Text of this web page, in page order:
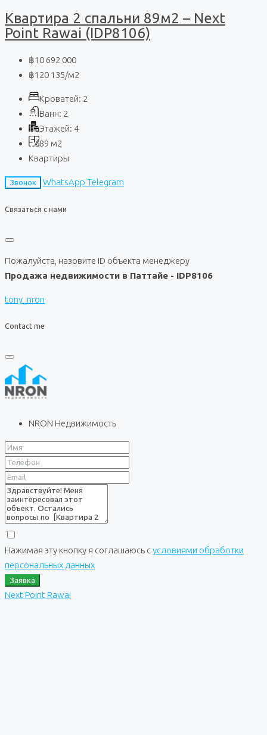
Квартира 2 спальни 89м2 – Next
Point Rawai (IDP8106)
฿10 692 000
฿120 135/м2
Кроватей: 2
Ванн: 2
Этажей: 4
89 м2
Квартиры
Звонок WhatsApp Telegram
Связаться с нами
Пожалуйста, назовите ID объекта менеджеру
Продажа недвижимости в Паттайе - IDP8106
tony_nron
Contact me
NRON Недвижимость
Нажимая эту кнопку я соглашаюсь сусловиями обработки
персональных данных
Заявка
Next Point Rawai